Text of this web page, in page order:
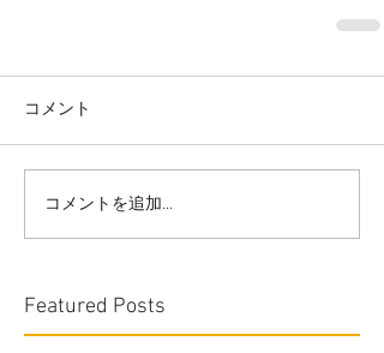
コメント
コメントを追加…
Featured Posts